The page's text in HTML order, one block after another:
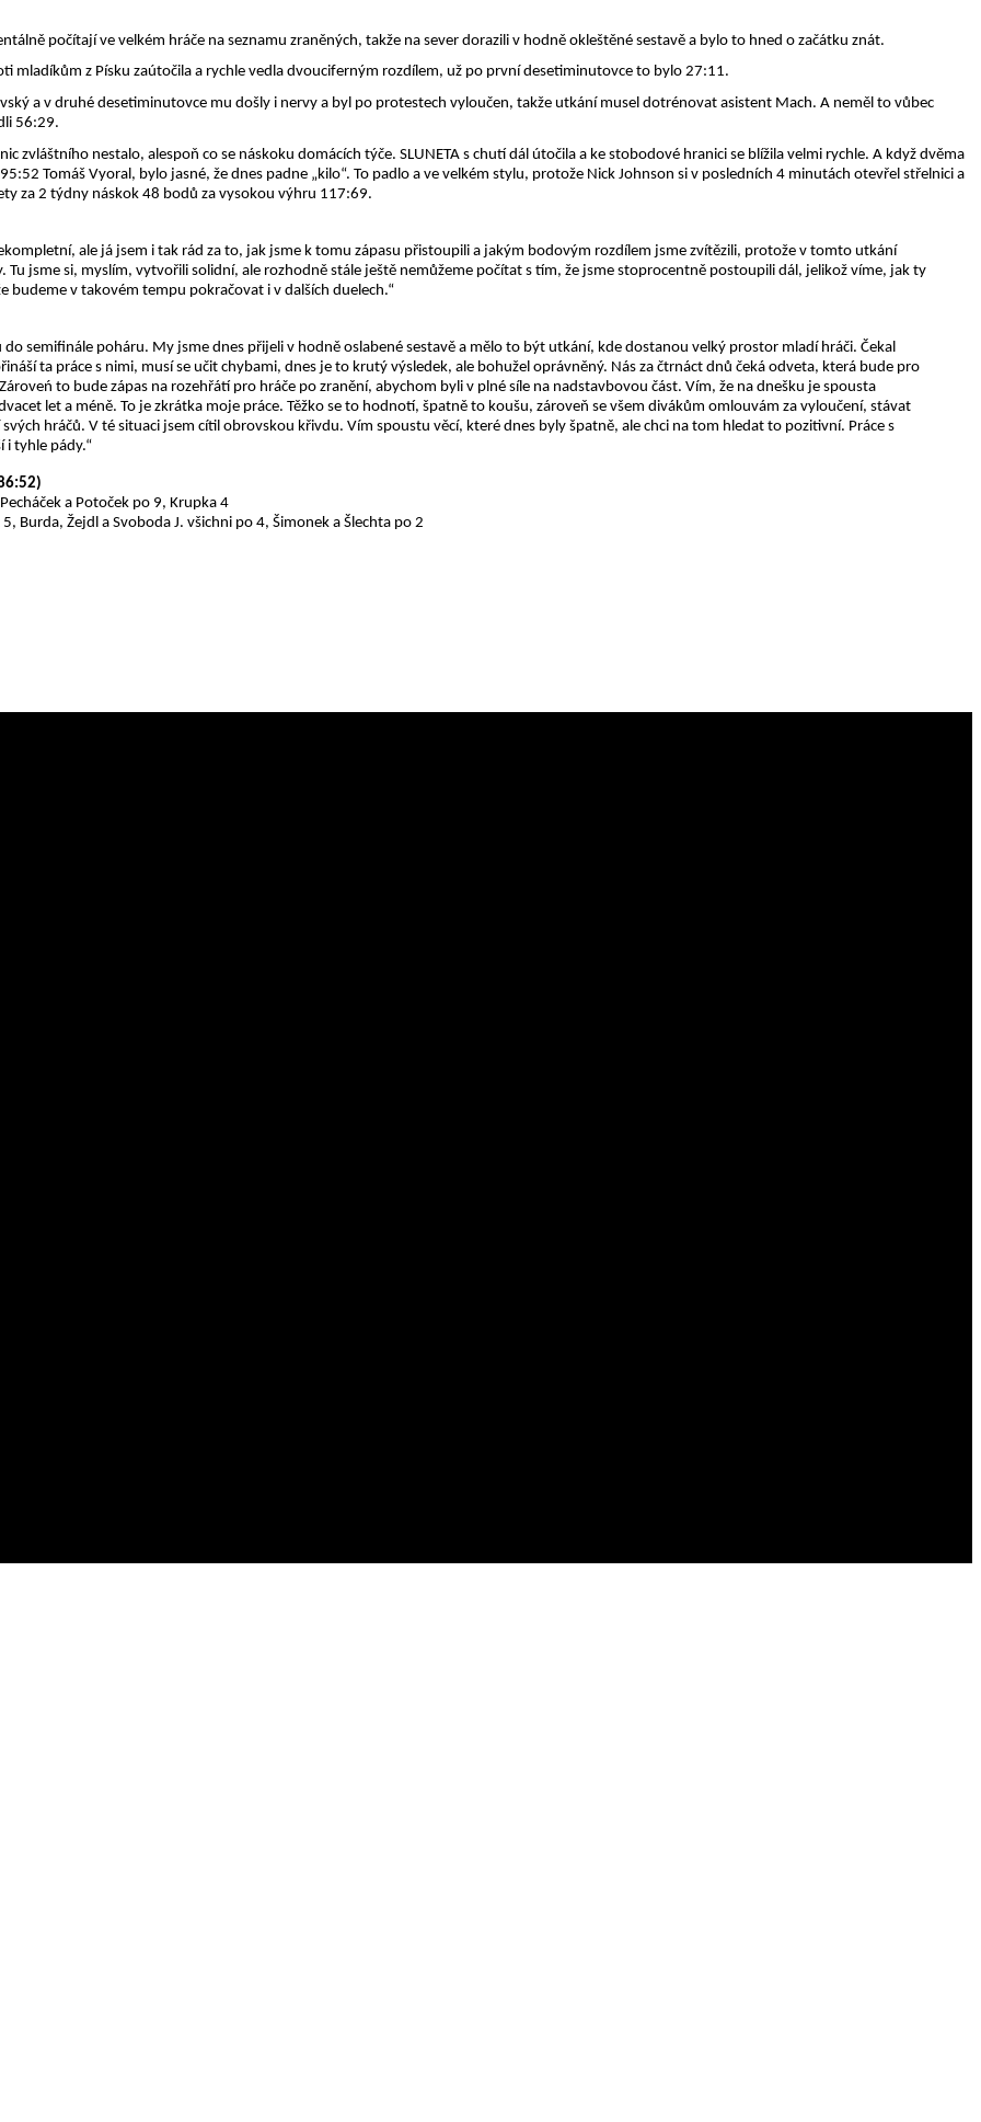
počítají ve velkém hráče na seznamu zraněných, takže na sever dorazili v hodně okleštěné sestavě a bylo to hned o začátku znát.
mladíkům z Písku zaútočila a rychle vedla dvouciferným rozdílem, už po první desetiminutovce to bylo 27:11.
a v druhé desetiminutovce mu došly i nervy a byl po protestech vyloučen, takže utkání musel dotrénovat asistent Mach. A neměl to vůbec
56:29.
zvláštního nestalo, alespoň co se náskoku domácích týče. SLUNETA s chutí dál útočila a ke stobodové hranici se blížila velmi rychle. A když dvěma
Tomáš Vyoral, bylo jasné, že dnes padne „kilo“. To padlo a ve velkém stylu, protože Nick Johnson si v posledních 4 minutách otevřel střelnici a
za 2 týdny náskok 48 bodů za vysokou výhru 117:69.
ale já jsem i tak rád za to, jak jsme k tomu zápasu přistoupili a jakým bodovým rozdílem jsme zvítězili, protože v tomto utkání
jsme si, myslím, vytvořili solidní, ale rozhodně stále ještě nemůžeme počítat s tím, že jsme stoprocentně postoupili dál, jelikož víme, jak ty
budeme v takovém tempu pokračovat i v dalších duelech.“
semifinále poháru. My jsme dnes přijeli v hodně oslabené sestavě a mělo to být utkání, kde dostanou velký prostor mladí hráči. Čekal
ta práce s nimi, musí se učit chybami, dnes je to krutý výsledek, ale bohužel oprávněný. Nás za čtrnáct dnů čeká odveta, která bude pro
to bude zápas na rozehřátí pro hráče po zranění, abychom byli v plné síle na nadstavbovou část. Vím, že na dnešku je spousta
let a méně. To je zkrátka moje práce. Těžko se to hodnotí, špatně to koušu, zároveň se všem divákům omlouvám za vyloučení, stávat
hráčů. V té situaci jsem cítil obrovskou křivdu. Vím spoustu věcí, které dnes byly špatně, ale chci na tom hledat to pozitivní. Práce s
i tyhle pády.“
a Potoček po 9, Krupka 4
Burda, Žejdl a Svoboda J. všichni po 4, Šimonek a Šlechta po 2